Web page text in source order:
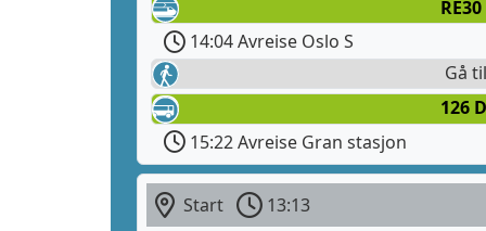
14:04 Avreise Oslo S
Gå
126
15:22 Avreise Gran stasjon
Start
13:13